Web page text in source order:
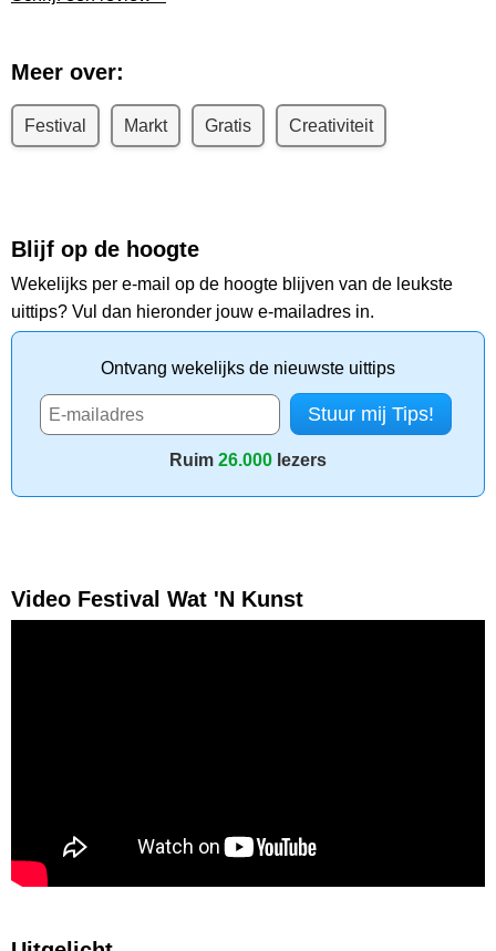
Meer over:
Festival Markt Gratis Creativiteit
Blijf op de hoogte
Wekelijks per e-mail op de hoogte blijven van de leukste
uittips? Vul dan hieronder jouw e-mailadres in.
Ontvang wekelijks de nieuwste uittips
Ruim 26.000 lezers
Video Festival Wat 'N Kunst